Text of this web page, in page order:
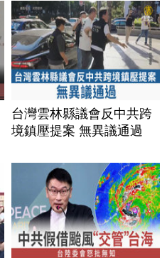
台灣雲林縣議會反中共跨
境鎮壓提案 無異議通過